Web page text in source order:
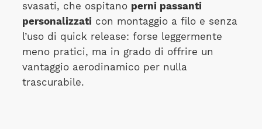
svasati, che ospitano perni passanti
personalizzaticon montaggio a filo e senza
l’uso di quick release: forse leggermente
meno pratici, ma in grado di offrire un
vantaggio aerodinamico per nulla
trascurabile.